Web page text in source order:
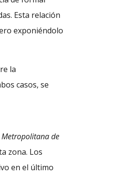
Esta relación
exponiéndolo
la
casos, se
Metropolitana de
zona. Los
en el último